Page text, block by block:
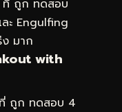
ที่ ถูก ทดสอบ
ะ Engulfing
มาก
with
ที่ ถูก ทดสอบ 4